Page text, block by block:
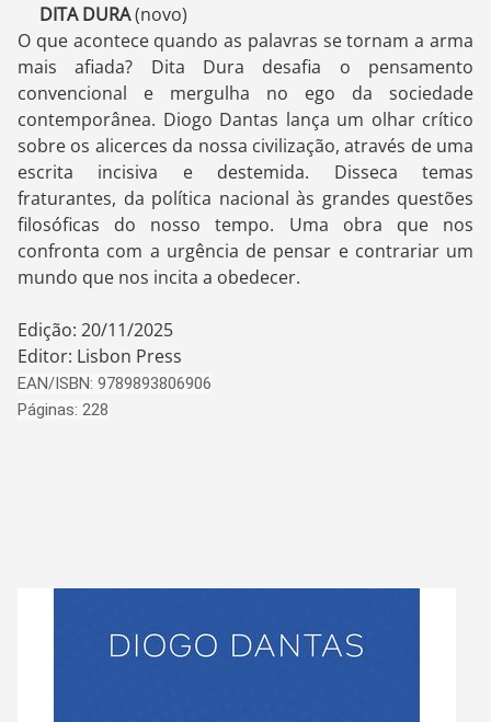
DITA DURA(novo)
O que acontece quando as palavras se tornam a arma
mais afiada? Dita Dura desafia o pensamento
convencional e mergulha no ego da sociedade
contemporânea. Diogo Dantas lança um olhar crítico
sobre os alicerces da nossa civilização, através de uma
escrita incisiva e destemida. Disseca temas
fraturantes, da política nacional às grandes questões
filosóficas do nosso tempo. Uma obra que nos
confronta com a urgência de pensar e contrariar um
mundo que nos incita a obedecer.
Edição: 20/11/2025
Editor: Lisbon Press
EAN/ISBN: 9789893806906
Páginas: 228